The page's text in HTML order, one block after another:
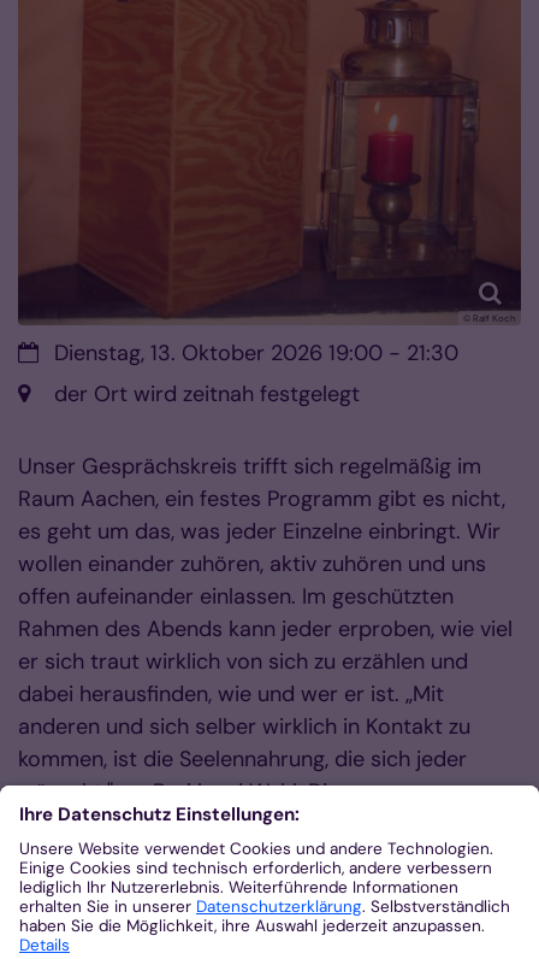
© Ralf Koch
Datum:Dienstag, 13. Oktober 2026 19:00 - 21:30
Ort: der Ort wird zeitnah festgelegt
Unser Gesprächskreis trifft sich regelmäßig im
Raum Aachen, ein festes Programm gibt es nicht,
es geht um das, was jeder Einzelne einbringt. Wir
wollen einander zuhören, aktiv zuhören und uns
offen aufeinander einlassen. Im geschützten
Rahmen des Abends kann jeder erproben, wie viel
er sich traut wirklich von sich zu erzählen und
dabei herausfinden, wie und wer er ist. „Mit
anderen und sich selber wirklich in Kontakt zu
kommen, ist die Seelennahrung, die sich jeder
wünscht.", so Burkhard Wahl. Die
Männergespräche moderiert Herr Burkhard Wahl.
Anmeldungen werden gerne unter Telefon:
(02464) 987997 oder E-Mail:
burkhard.wahl@gmail.com angenommen.